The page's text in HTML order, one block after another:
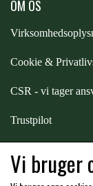
OM OS
Cookie &
CSR - vi tager
Trustpilot
Vi bruger